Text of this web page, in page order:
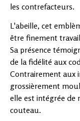
les contrefacteurs.
L'abeille, cet
être finement
Sa présence
de la fidélité aux
Contrairement aux
grossièrement
elle est intégrée de
couteau.